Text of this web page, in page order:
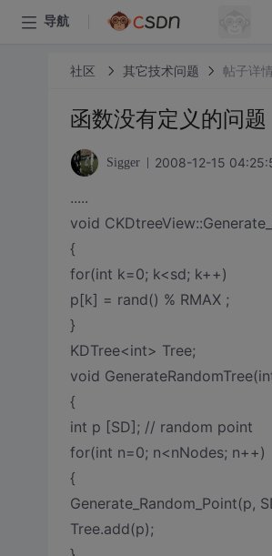
导航
社区 其它技术问题 帖子详情
函数没有定义的问题
Sigger 2008-12-15
.....
void
{
for(int k=0; k<sd; k++)
p[k] = rand() % RMAX ;
}
KDTree<int> Tree;
void
{
int p [SD]; // random point
for(int n=0; n<nNodes; n++)
{
Generate_Random_Point(p,
Tree.add(p);